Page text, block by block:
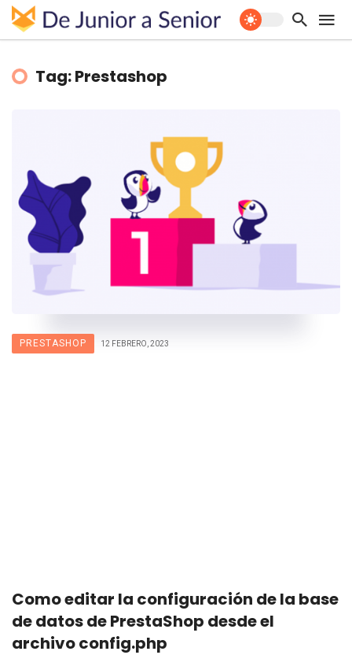
Tag: Prestashop
PRESTASHOP 12 FEBRERO, 2023
Como editar la configuración de la base
de datos de PrestaShop desde el
archivo config.php